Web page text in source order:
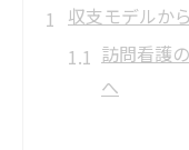
収支モデルか
訪問看護
へ
経費構造